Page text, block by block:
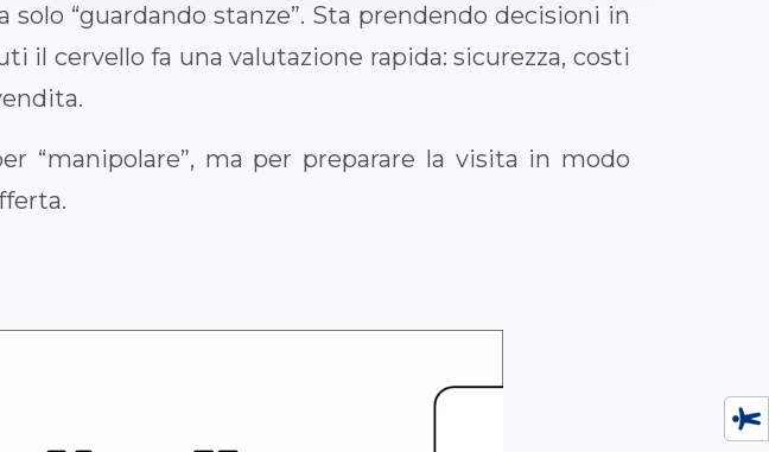
“guardando stanze”. Sta prendendo decisioni in
il cervello fa una valutazione rapida: sicurezza, costi
“manipolare”, ma per preparare la visita in modo